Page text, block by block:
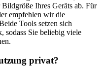
Ihres Geräts ab. Für
empfehlen wir die
Tools setzen sich
sodass Sie beliebig viele
privat?